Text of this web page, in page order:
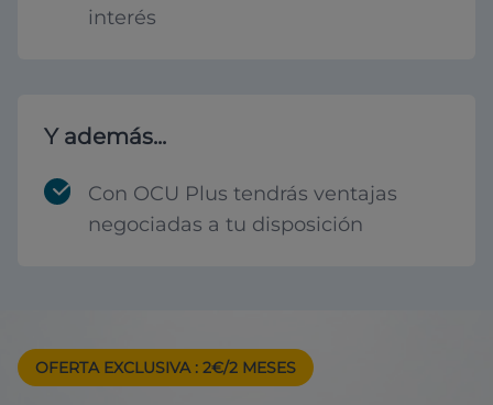
interés
Y además...
Con OCU Plus tendrás ventajas
negociadas a tu disposición
OFERTA EXCLUSIVA : 2€/2 MESES